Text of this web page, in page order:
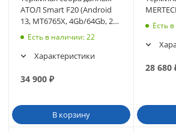
АТОЛ Smart F20 (Android
13, MT6765X, 4Gb/64Gb, 2D
N6602-W2, Wi-Fi, BT (65753)
Есть в наличии: 22
Характеристики
34 900 ₽
В корзину
Есть
28 680